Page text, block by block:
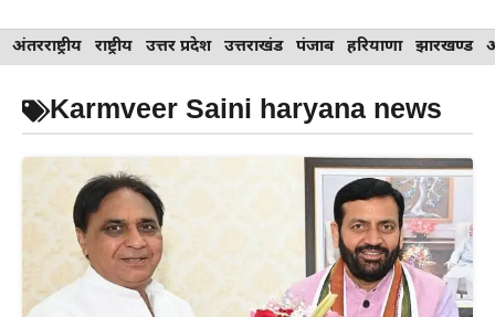
Skip
to
content
अंतरराष्ट्रीय राष्ट्रीय उत्तर प्रदेश उत्तराखंड पंजाब हरियाणा झारखण्ड
Karmveer Saini haryana news